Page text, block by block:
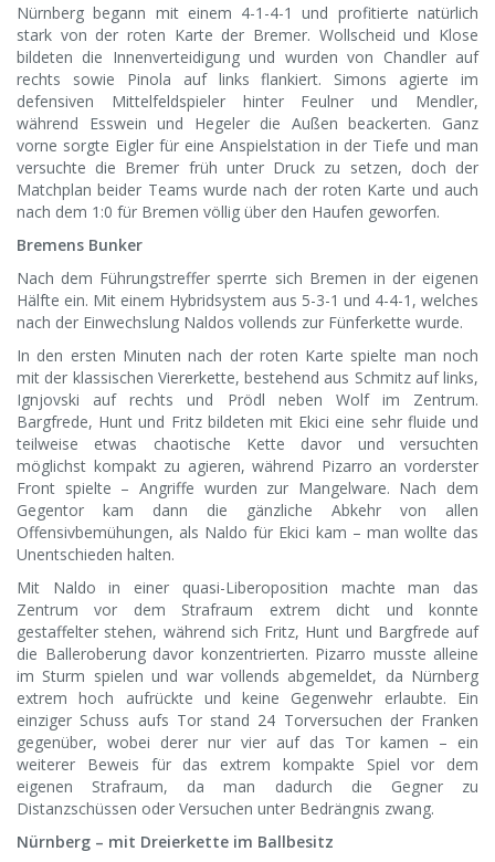
Nürnberg begann mit einem 4-1-4-1 und profitierte natürlich
stark von der roten Karte der Bremer. Wollscheid und Klose
bildeten die Innenverteidigung und wurden von Chandler auf
rechts sowie Pinola auf links flankiert. Simons agierte im
defensiven Mittelfeldspieler hinter Feulner und Mendler,
während Esswein und Hegeler die Außen beackerten. Ganz
vorne sorgte Eigler für eine Anspielstation in der Tiefe und man
versuchte die Bremer früh unter Druck zu setzen, doch der
Matchplan beider Teams wurde nach der roten Karte und auch
nach dem 1:0 für Bremen völlig über den Haufen geworfen.
Bremens Bunker
Nach dem Führungstreffer sperrte sich Bremen in der eigenen
Hälfte ein. Mit einem Hybridsystem aus 5-3-1 und 4-4-1, welches
nach der Einwechslung Naldos vollends zur Fünferkette wurde.
In den ersten Minuten nach der roten Karte spielte man noch
mit der klassischen Viererkette, bestehend aus Schmitz auf links,
Ignjovski auf rechts und Prödl neben Wolf im Zentrum.
Bargfrede, Hunt und Fritz bildeten mit Ekici eine sehr fluide und
teilweise etwas chaotische Kette davor und versuchten
möglichst kompakt zu agieren, während Pizarro an vorderster
Front spielte – Angriffe wurden zur Mangelware. Nach dem
Gegentor kam dann die gänzliche Abkehr von allen
Offensivbemühungen, als Naldo für Ekici kam – man wollte das
Unentschieden halten.
Mit Naldo in einer quasi-Liberoposition machte man das
Zentrum vor dem Strafraum extrem dicht und konnte
gestaffelter stehen, während sich Fritz, Hunt und Bargfrede auf
die Balleroberung davor konzentrierten. Pizarro musste alleine
im Sturm spielen und war vollends abgemeldet, da Nürnberg
extrem hoch aufrückte und keine Gegenwehr erlaubte. Ein
einziger Schuss aufs Tor stand 24 Torversuchen der Franken
gegenüber, wobei derer nur vier auf das Tor kamen – ein
weiterer Beweis für das extrem kompakte Spiel vor dem
eigenen Strafraum, da man dadurch die Gegner zu
Distanzschüssen oder Versuchen unter Bedrängnis zwang.
Nürnberg – mit Dreierkette im Ballbesitz